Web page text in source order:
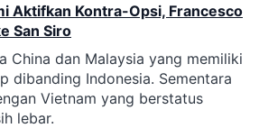
Aktifkan Kontra-Opsi, Francesco
San Siro
China dan Malaysia yang memiliki
dibanding Indonesia. Sementara
Vietnam yang berstatus
lebar.